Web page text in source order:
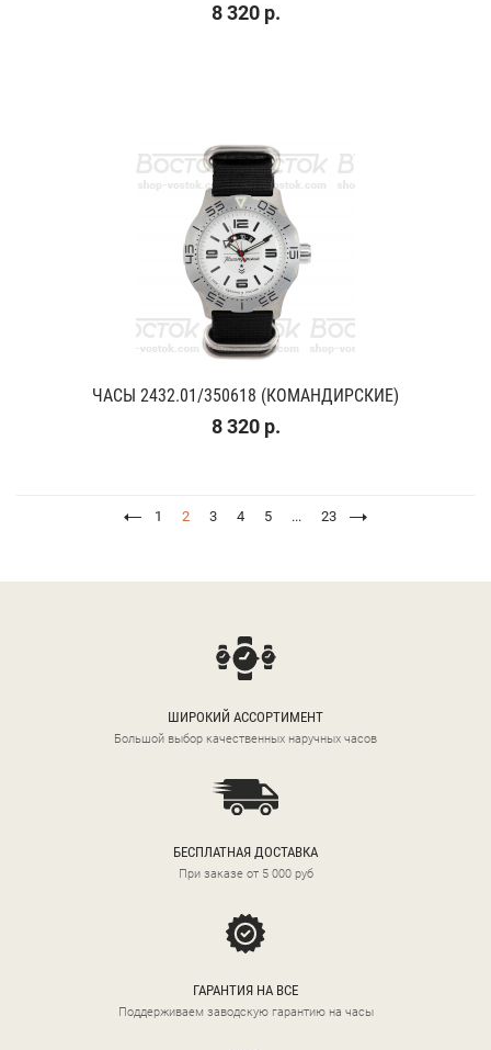
8 320 р.
ЧАСЫ 2432.01/350618 (КОМАНДИРСКИЕ)
8 320 р.
1 2 3 4 5 ... 23
ШИРОКИЙ АССОРТИМЕНТ
Большой выбор качественных наручных часов
БЕСПЛАТНАЯ ДОСТАВКА
При заказе от 5 000 руб
ГАРАНТИЯ НА ВСЕ
Поддерживаем заводскую гарантию на часы